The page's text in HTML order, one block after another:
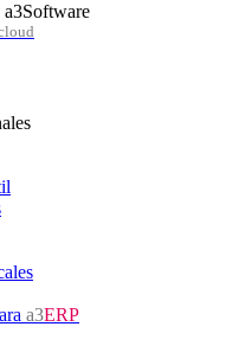
a3Software
a3ERP